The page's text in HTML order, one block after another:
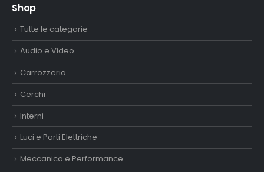
Shop
Tutte le categorie
Audio e Video
Carrozzeria
Cerchi
Interni
Luci e Parti Elettriche
Meccanica e Performance